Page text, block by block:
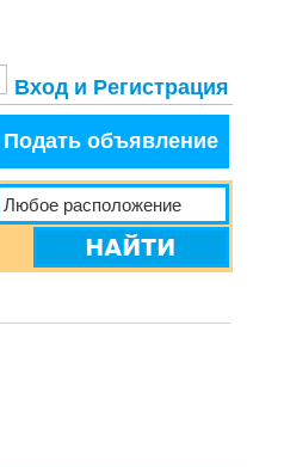
Вход и Регистрация
Подать объявление